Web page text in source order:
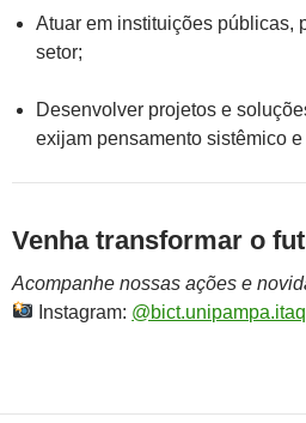
Atuar em instituições públicas,
setor;
Desenvolver projetos e
exijam pensamento sistêmico
Venha transformar o
Acompanhe nossas ações e
Instagram: